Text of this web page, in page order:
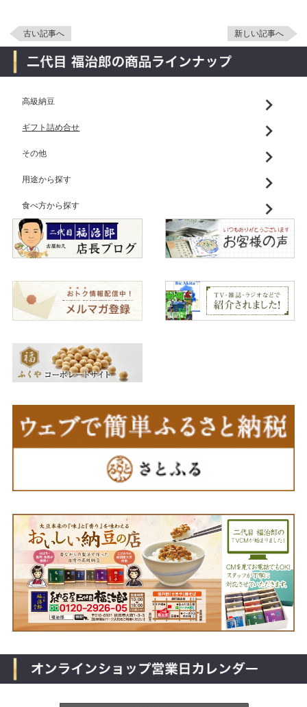
古い記事へ 新しい記事へ
高級納豆
ギフト詰め合せ
その他
用途から探す
食べ方から探す